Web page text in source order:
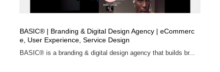
BASIC® | Branding & Digital Design Agency | eCommerc
e, User Experience, Service Design
BASIC® is a branding & digital design agency that builds br...